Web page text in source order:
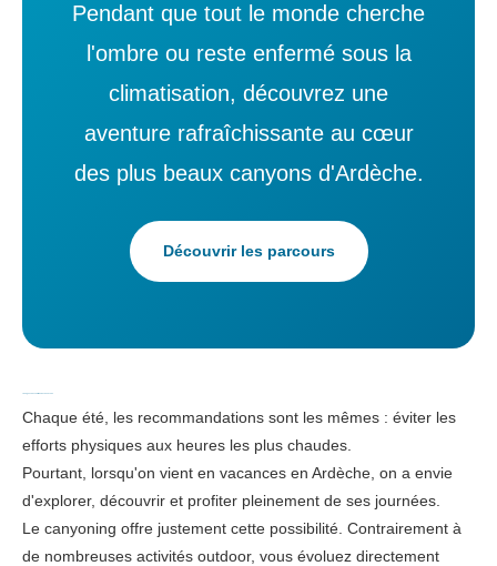
Pendant que tout le monde cherche
l'ombre ou reste enfermé sous la
climatisation, découvrez une
aventure rafraîchissante au cœur
des plus beaux canyons d'Ardèche.
Découvrir les parcours
Chaque été, les recommandations sont les mêmes : éviter les
efforts physiques aux heures les plus chaudes.
Pourtant, lorsqu'on vient en vacances en Ardèche, on a envie
d'explorer, découvrir et profiter pleinement de ses journées.
Le canyoning offre justement cette possibilité. Contrairement à
de nombreuses activités outdoor, vous évoluez directement